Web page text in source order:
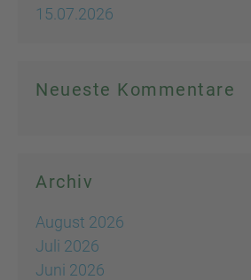
15.07.2026
Neueste Kommentare
Archiv
August 2026
Juli 2026
Juni 2026